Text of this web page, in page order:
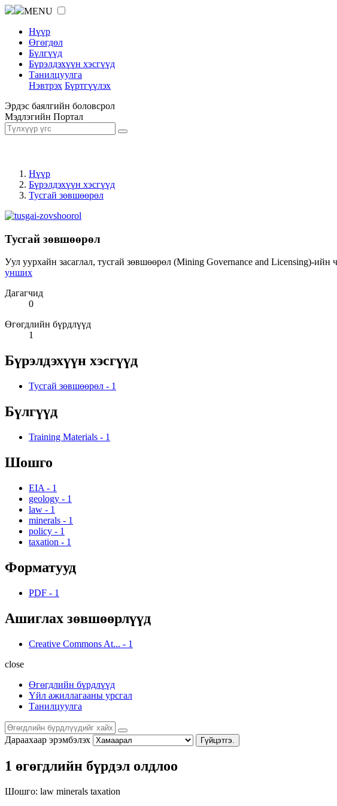
MENU
Нүүр
Өгөгдөл
Бүлгүүд
Бүрэлдэхүүн хэсгүүд
Танилцуулга
Нэвтрэх Бүртгүүлэх
Эрдэс баялгийн боловсрол
Мэдлэгийн Портал
Нүүр
Бүрэлдэхүүн хэсгүүд
Тусгай зөвшөөрөл
Тусгай зөвшөөрөл
Уул уурхайн засаглал, тусгай зөвшөөрөл (Mining Governance and Licensing)-ийн
унших
Дагагчид
0
Өгөгдлийн бүрдлүүд
1
Бүрэлдэхүүн хэсгүүд
Тусгай зөвшөөрөл - 1
Бүлгүүд
Training Materials - 1
Шошго
EIA - 1
geology - 1
law - 1
minerals - 1
policy - 1
taxation - 1
Форматууд
PDF - 1
Ашиглах зөвшөөрлүүд
Creative Commons At... - 1
close
Өгөгдлийн бүрдлүүд
Үйл ажиллагааны урсгал
Танилцуулга
Дараахаар эрэмбэлэх Гүйцэтгэ.
1 өгөгдлийн бүрдэл олдлоо
Шошго: law minerals taxation